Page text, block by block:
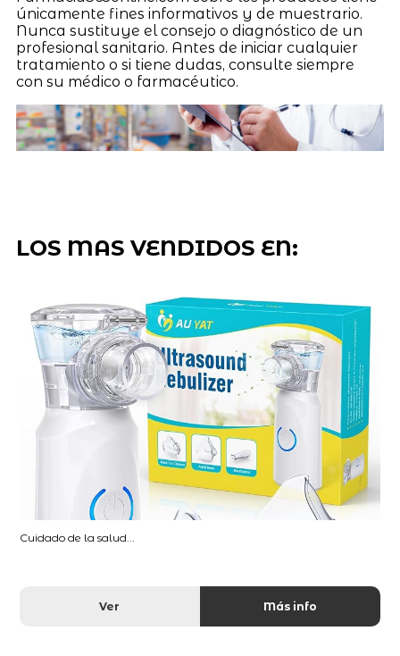
únicamente fines informativos y de muestrario.
Nunca sustituye el consejo o diagnóstico de un
profesional sanitario. Antes de iniciar cualquier
tratamiento o si tiene dudas, consulte siempre
con su médico o farmacéutico.
LOS MAS VENDIDOS EN:
Cuidado de la salud...
Ver Más info